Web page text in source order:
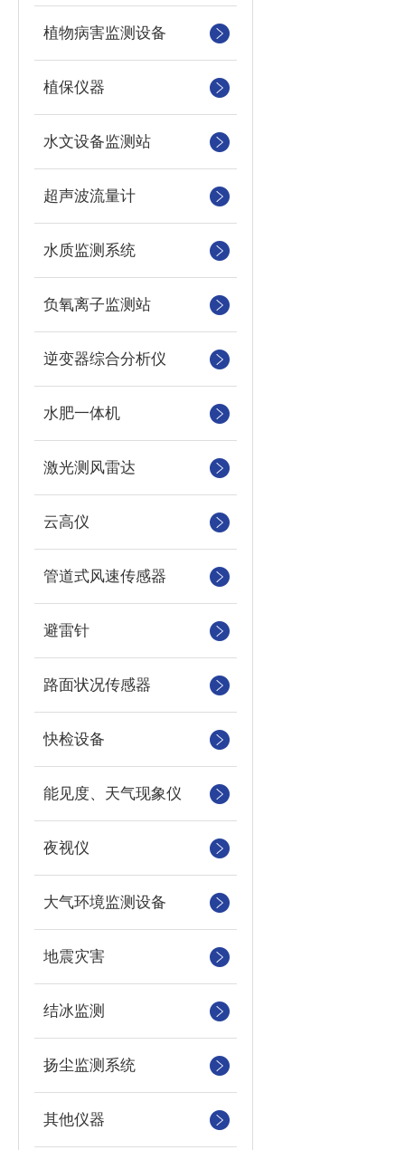
植物病害监测设备
植保仪器
水文设备监测站
超声波流量计
水质监测系统
负氧离子监测站
逆变器综合分析仪
水肥一体机
激光测风雷达
云高仪
管道式风速传感器
避雷针
路面状况传感器
快检设备
能见度、天气现象仪
夜视仪
大气环境监测设备
地震灾害
结冰监测
扬尘监测系统
其他仪器